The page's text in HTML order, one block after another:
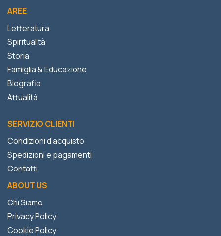
AREE
Letteratura
Spiritualità
Storia
Famiglia & Educazione
Biografie
Attualità
SERVIZIO CLIENTI
Condizioni d’acquisto
Spedizioni e pagamenti
Contatti
ABOUT US
Chi Siamo
Privacy Policy
Cookie Policy